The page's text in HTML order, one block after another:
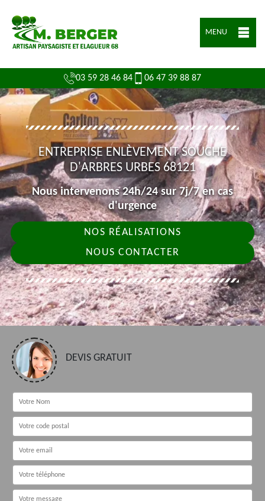
MENU
03 59 28 46 84 06 47 39 88 87
ENTREPRISE ENLÈVEMENT SOUCHE
D'ARBRES URBES 68121
Nous intervenons 24h/24 sur 7j/7 en cas
d'urgence
NOS RÉALISATIONS
NOUS CONTACTER
DEVIS GRATUIT